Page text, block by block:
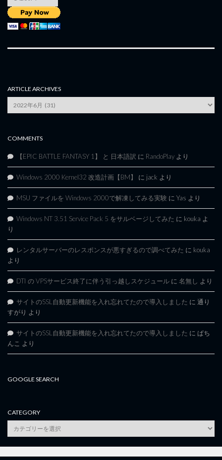
ARTICLE ARCHIVES
Article
Archives
COMMENTS
【EPIC BATTLE FANTASY 1】 と 日本語訳 に RandoPlay より
Windows 2000 Kernel32 改造計画【BM】 に jack より
MSU ファイルを Windows 2000で解凍してみる実験 に Yas より
Windows NT 3.51 Service Pack 5 をサルベージしてみた に kouka よ
り
レンタルサーバーのレスポンスが悪すぎるので調べてみた に kouka
より
DTI の VPSサービス終了に伴う引っ越しスケジュール に 名無し より
サイトのSSL自動更新機能を入れ忘れてたので導入しました に 通り
すがり より
サイトのSSL自動更新機能を入れ忘れてたので導入しました に ぱち
んこ より
GOOGLE SEARCH
CATEGORY
category